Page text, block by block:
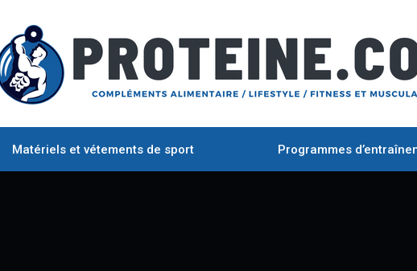
Matériels et vétements de sport Programmes